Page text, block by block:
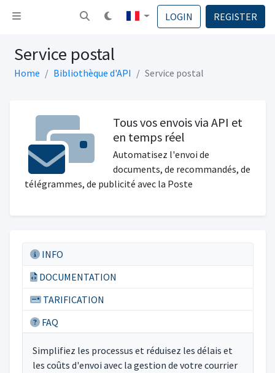
Basculer la navigation LOGIN REGISTER
Service postal
Home Bibliothèque d'API Service postal
Tous vos envois via API et
en temps réel
Automatisez l'envoi de
documents, de recommandés, de
télégrammes, de publicité avec la Poste
INFO
DOCUMENTATION
TARIFICATION
FAQ
Simplifiez les processus et réduisez les délais et
les coûts d'envoi avec la gestion de votre courrier